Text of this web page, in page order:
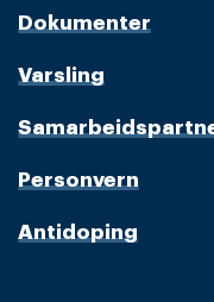
Dokumenter
Varsling
Personvern
Antidoping